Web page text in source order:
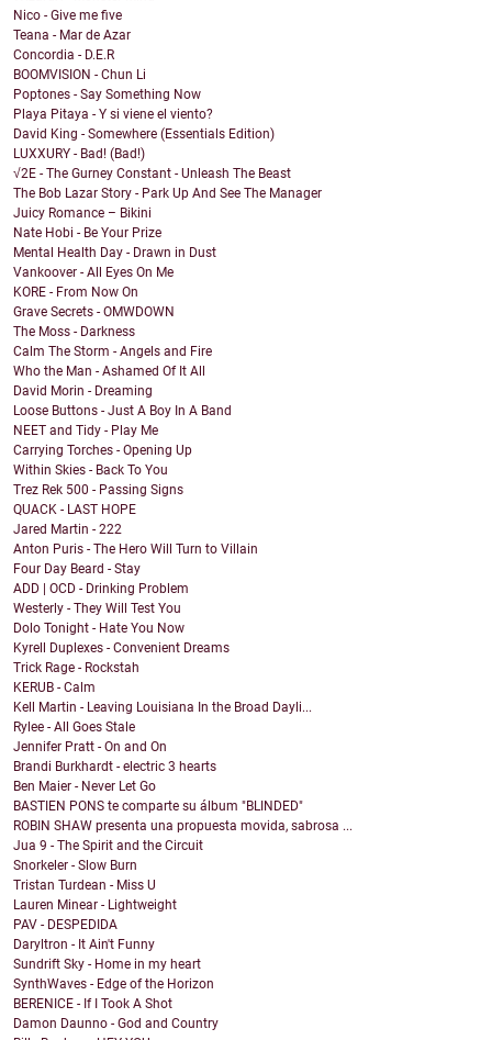
Nico - Give me five
Teana - Mar de Azar
Concordia - D.E.R
BOOMVISION - Chun Li
Poptones - Say Something Now
Playa Pitaya - Y si viene el viento?
David King - Somewhere (Essentials Edition)
LUXXURY - Bad! (Bad!)
√2E - The Gurney Constant - Unleash The Beast
The Bob Lazar Story - Park Up And See The Manager
Juicy Romance – Bikini
Nate Hobi - Be Your Prize
Mental Health Day - Drawn in Dust
Vankoover - All Eyes On Me
KORE - From Now On
Grave Secrets - OMWDOWN
The Moss - Darkness
Calm The Storm - Angels and Fire
Who the Man - Ashamed Of It All
David Morin - Dreaming
Loose Buttons - Just A Boy In A Band
NEET and Tidy - Play Me
Carrying Torches - Opening Up
Within Skies - Back To You
Trez Rek 500 - Passing Signs
QUACK - LAST HOPE
Jared Martin - 222
Anton Puris - The Hero Will Turn to Villain
Four Day Beard - Stay
ADD | OCD - Drinking Problem
Westerly - They Will Test You
Dolo Tonight - Hate You Now
Kyrell Duplexes - Convenient Dreams
Trick Rage - Rockstah
KERUB - Calm
Kell Martin - Leaving Louisiana In the Broad Dayli...
Rylee - All Goes Stale
Jennifer Pratt - On and On
Brandi Burkhardt - electric 3 hearts
Ben Maier - Never Let Go
BASTIEN PONS te comparte su álbum "BLINDED"
ROBIN SHAW presenta una propuesta movida, sabrosa ...
Jua 9 - The Spirit and the Circuit
Snorkeler - Slow Burn
Tristan Turdean - Miss U
Lauren Minear - Lightweight
PAV - DESPEDIDA
Daryltron - It Ain't Funny
Sundrift Sky - Home in my heart
SynthWaves - Edge of the Horizon
BERENICE - If I Took A Shot
Damon Daunno - God and Country